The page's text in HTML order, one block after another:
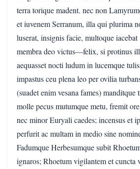
terra torique madent. nec non
et iuvenem Serranum, illa qui plurima
luserat, insignis facie, multoque iacebat
membra deo victus—felix, si protinus
aequasset nocti ludum in lucemque
impastus ceu plena leo per ovilia
(suadet enim vesana fames) manditque
molle pecus mutumque metu, fremit
nec minor Euryali caedes; incensus et
perfurit ac multam in medio sine
Fadumque Herbesumque subit
ignaros; Rhoetum vigilantem et cuncta